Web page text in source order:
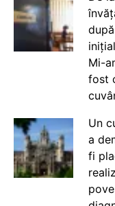
Mi-
fost
Un
a
fi